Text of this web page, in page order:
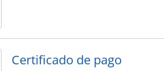
Certificado de pago